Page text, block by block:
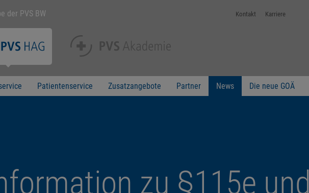
Kontakt Karriere
der PVS BW
Patientenservice Zusatzangebote Partner News Die neue GOÄ
zu §115e